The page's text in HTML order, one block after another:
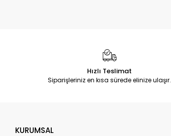
Hızlı Teslimat
Siparişleriniz en kısa sürede elinize ulaşır.
KURUMSAL